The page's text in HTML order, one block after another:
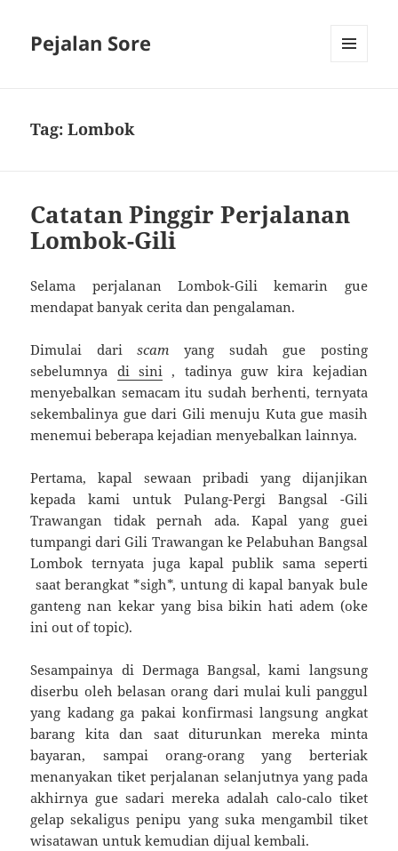
Pejalan Sore
Tag:Lombok
Catatan Pinggir Perjalanan
Lombok-Gili
Selama perjalanan Lombok-Gili kemarin gue
mendapat banyak cerita dan pengalaman.
Dimulai dariscam yang sudah gue posting
sebelumnya di sini , tadinya guw kira kejadian
menyebalkan semacam itu sudah berhenti, ternyata
sekembalinya gue dari Gili menuju Kuta gue masih
menemui beberapa kejadian menyebalkan lainnya.
Pertama, kapal sewaan pribadi yang dijanjikan
kepada kami untuk Pulang-Pergi Bangsal -Gili
Trawangan tidak pernah ada. Kapal yang guei
tumpangi dari Gili Trawangan ke Pelabuhan Bangsal
Lombok ternyata juga kapal publik sama seperti
saat berangkat *sigh*, untung di kapal banyak bule
ganteng nan kekar yang bisa bikin hati adem (oke
ini out of topic).
Sesampainya di Dermaga Bangsal, kami langsung
diserbu oleh belasan orang dari mulai kuli panggul
yang kadang ga pakai konfirmasi langsung angkat
barang kita dan saat diturunkan mereka minta
bayaran, sampai orang-orang yang berteriak
menanyakan tiket perjalanan selanjutnya yang pada
akhirnya gue sadari mereka adalah calo-calo tiket
gelap sekaligus penipu yang suka mengambil tiket
wisatawan untuk kemudian dijual kembali.